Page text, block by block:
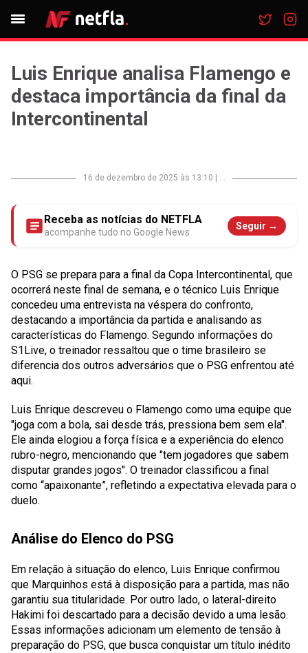
Luis Enrique analisa Flamengo e
destaca importância da final da
Intercontinental
16 de dezembro de 2025 às 13:10 ...
Receba as notícias do NETFLA
acompanhe tudo no Google News
Seguir →
O PSG se prepara para a final da Copa Intercontinental, que
ocorrerá neste final de semana, e o técnico Luis Enrique
concedeu uma entrevista na véspera do confronto,
destacando a importância da partida e analisando as
características do Flamengo. Segundo informações do
S1Live, o treinador ressaltou que o time brasileiro se
diferencia dos outros adversários que o PSG enfrentou até
aqui.
Luis Enrique descreveu o Flamengo como uma equipe que
"joga com a bola, sai desde trás, pressiona bem sem ela".
Ele ainda elogiou a força física e a experiência do elenco
rubro-negro, mencionando que "tem jogadores que sabem
disputar grandes jogos". O treinador classificou a final
como “apaixonante”, refletindo a expectativa elevada para o
duelo.
Análise do Elenco do PSG
Em relação à situação do elenco, Luis Enrique confirmou
que Marquinhos está à disposição para a partida, mas não
garantiu sua titularidade. Por outro lado, o lateral-direito
Hakimi foi descartado para a decisão devido a uma lesão.
Essas informações adicionam um elemento de tensão à
preparação do PSG, que busca conquistar um título inédito